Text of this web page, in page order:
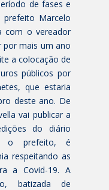
de fases e
Marcelo
com o vereador
por mais um ano
a colocação de
públicos por
que estaria
deste ano. De
vai publicar a
do diário
o prefeito, é
respeitando as
a Covid-19. A
batizada de